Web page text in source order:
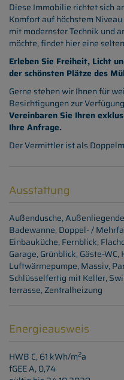
Diese Immobilie richtet sich
Komfort auf höchstem
mit modernster Technik und
möchte, findet hier eine
Erleben Sie Freiheit, Licht
der schönsten Plätze des
Gerne stehen wir Ihnen für
Besichtigungen zur
Vereinbaren Sie Ihren
Ihre Anfrage.
Der Vermittler ist als
Ausstattung
Außendusche
Badewanne Doppel- /
Einbauküche Fernblick
Garage Grünblick Gäste-WC
Luftwärmepumpe Massiv
Schlüsselfertig mit Keller
terrasse Zentralheizung
Energieausweis
HWB C, 61 kWh/m2a
fGEEA, 0,74